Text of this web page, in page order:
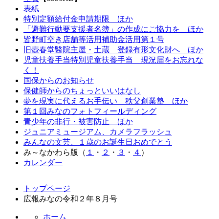
表紙
特別定額給付金申請期限 ほか
「避難行動要支援者名簿」の作成にご協力を ほか
皆野町空き店舗等活用補助金活用第１号
旧壺春堂醫院主屋・土蔵 登録有形文化財へ ほか
児童扶養手当特別児童扶養手当 現況届をお忘れな
く！
国保からのお知らせ
保健師からのちょっといいはなし
夢を現実に代えるお手伝い 秩父創業塾 ほか
第１回みなのフォトフィールディング
青少年の非行・被害防止 ほか
ジュニアミュージアム、カメラフラッシュ
みんなの文芸、１歳のお誕生日おめでとう
み～なかわら版（ １ ・ ２ ・ ３ ・ ４ ）
カレンダー
トップページ
広報みなの令和２年８月号
ホーム